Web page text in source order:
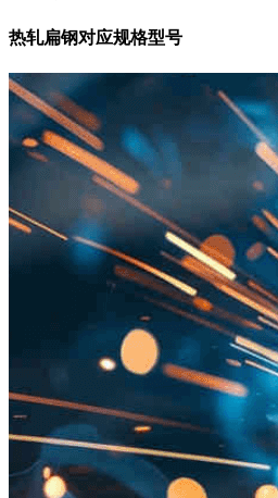
热轧扁钢对应规格型号